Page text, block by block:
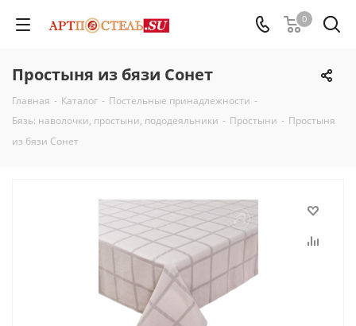
0
Простыня из бязи Сонет
Главная - Каталог - Постельные принадлежности -
Бязь: наволочки, простыни, пододеяльники - Простыни - Простыня
из бязи Сонет